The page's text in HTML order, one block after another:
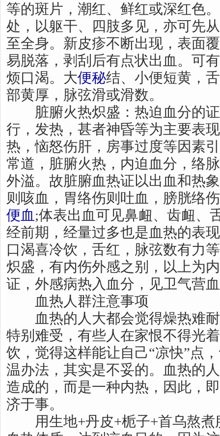
等的斑片，潮红、鲜红或深红色
处，以躯干、四肢多见，亦可先
至全身。新皮疹不断出现，表面
易脱落，剥刮后有点状出血。可
烦口渴。大便秘结、小便短黄，
部黄厚，脉弦滑或滑数。
脏腑火热炽盛：热迫血分的证
行，发热，甚者神昏等为主要表
热，恼怒伤肝，房事过度等因素
常道，脏腑火热，内迫血分，络
外溢。故脏腑血热证以出血和热
则咳血，胃络伤则吐血，膀胱络
便血 ;体表出血可见鼻衄、齿衄、
经前期，经量过多也是血热的表
口渴喜冷饮，舌红，脉弦数有力
炽盛，有内伤外感之别，以上为
证，外感病热入血分，见卫气营
血热人群注意事项
血热的人大都会觉得燥热难耐
特别难受，有些人在家恨不得光
饮，觉得这样能让自己“凉快”点
温办法，其实是不妥的。血热的
造成的，而是一种内热，因此，
济于事。
用生地+丹皮+栀子+首乌熬煮